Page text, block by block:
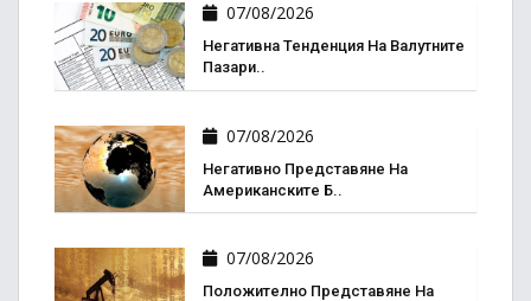
07/08/2026
Негативна Тенденция На Валутните
Пазари..
07/08/2026
Негативно Представяне На
Американските Б..
07/08/2026
Положително Представяне На